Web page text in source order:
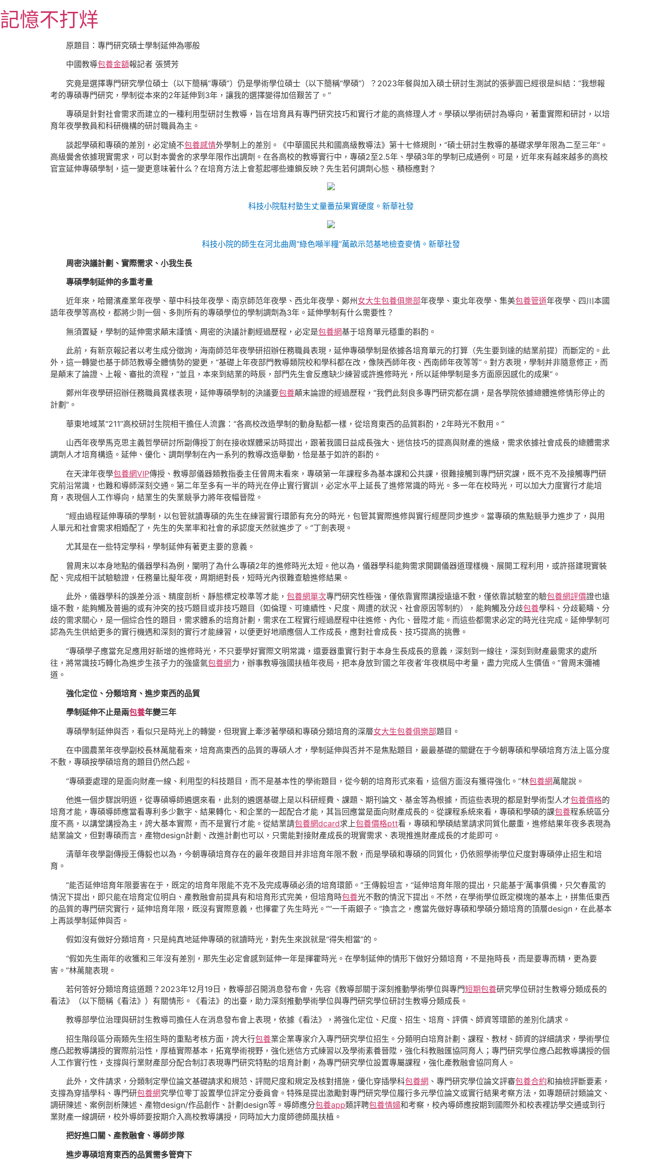
至
主
記憶不打烊
原題目：專門研究碩士學制延伸為哪般
中國教導包養金額報記者 張赟芳
究竟是選擇專門研究學位碩士（以下簡稱“專碩”）仍是學術學位碩士（以下簡稱“學碩”）？2023年餐與加入碩士研討生測試的張夢圓已經很是糾結：“我想報
考的專碩專門研究，學制從本來的2年延伸到3年，讓我的選擇變得加倍艱苦了。”
專碩是針對社會需求而建立的一種利用型研討生教導，旨在培育具有專門研究技巧和實行才能的高條理人才。學碩以學術研討為導向，著重實際和研討，以培
育年夜學教員和科研機構的研討職員為主。
談起學碩和專碩的差別，必定繞不包養感情外學制上的差別。《中華國民共和國高級教導法》第十七條規則，“碩士研討生教導的基礎求學年限為二至三年”。
高級黌舍依據現實需求，可以對本黌舍的求學年限作出調劑。在各高校的教導實行中，專碩2至2.5年、學碩3年的學制已成通例。可是，近年來有越來越多的高校
官宣延伸專碩學制，這一變更意味著什么？在培育方法上會惹起哪些連鎖反映？先生若何調劑心態、積極應對？
科技小院駐村塾生丈量番茄果實硬度。新華社發
科技小院的師生在河北曲周“綠色噸半糧”萬畝示范基地檢查麥情。新華社發
周密決議計劃、實際需求、小我生長
專碩學制延伸的多重考量
近年來，哈爾濱產業年夜學、華中科技年夜學、南京師范年夜學、西北年夜學、鄭州 女大生包養俱樂部年夜學、東北年夜學、集美包養管道年夜學、四川本國
語年夜學等高校，都將少則一個、多則所有的專碩學位的學制調劑為3年。延伸學制有什么需要性？
無須置疑，學制的延伸需求顛末謹慎、周密的決議計劃經過歷程，必定是包養網基于培育單元穩重的斟酌。
此前，有新京報記者以考生成分徵詢，海南師范年夜學研招辦任務職員表現，延伸專碩學制是依據各培育單元的打算（先生要到達的結業前提）而斷定的。此
外，這一轉變也基于師范教導全體情勢的變更，“基礎上年夜部門教導類院校和學科都在改，像陜西師年夜、西南師年夜等等”。對方表現，學制并非隨意修正，而
是顛末了論證、上報、審批的流程，“並且，本來到結業的時辰，部門先生會反應缺少練習或許進修時光，所以延伸學制是多方面原因感化的成果”。
鄭州年夜學研招辦任務職員異樣表現，延伸專碩學制的決議要包養顛末論證的經過歷程，“我們此刻良多專門研究都在調，是各學院依據總體進修情形停止的
計劃”。
華東地域某“211”高校研討生院相干擔任人流露：“各高校改造學制的動身點都一樣，從培育東西的品質斟酌，2年時光不敷用。”
山西年夜學馬克思主義哲學研討所副傳授丁劍在接收媒體采訪時提出，跟著我國日益成長強大、迷信技巧的提高與財產的進級，需求依據社會成長的總體需求
調劑人才培育構造。延伸、優化、調劑學制在內一系列的教導改造舉動，恰是基于如許的斟酌。
在天津年夜學包養網VIP傳授、教導部儀器類教指委主任曾周末看來，專碩第一年課程多為基本課和公共課，很難接觸到專門研究課，既不克不及接觸專門研
究前沿常識，也難和導師深刻交通。第二年至多有一半的時光在停止實行實訓，必定水平上延長了進修常識的時光。多一年在校時光，可以加大力度實行才能培
育，表現個人工作導向，結業生的失業競爭力將年夜幅晉陞。
“經由過程延伸專碩的學制，以包管就讀專碩的先生在練習實行環節有充分的時光，包管其實際進修與實行經歷同步進步。當專碩的焦點競爭力進步了，與用
人單元和社會需求相婚配了，先生的失業率和社會的承認度天然就進步了。”丁劍表現。
尤其是在一些特定學科，學制延伸有著更主要的意義。
曾周末以本身地點的儀器學科為例，闡明了為什么專碩2年的進修時光太短。他以為，儀器學科能夠需求開闢儀器道理樣機、展開工程利用，或許搭建現實裝
配、完成相干試驗驗證，任務量比擬年夜，周期絕對長，短時光內很難查驗進修結果。
此外，儀器學科的誤差分派、精度剖析、靜態標定校準等才能， 包養網單次專門研究性極強，僅依靠實際講授遠遠不敷，僅依靠試驗室的驗包養網評價證也遠
遠不敷，能夠觸及普遍的或有沖突的技巧題目或非技巧題目（如倫理、可連續性、尺度、周遭的狀況、社會原因等制約），能夠觸及分歧包養學科、分歧範疇、分
歧的需求關心，是一個綜合性的題目，需求體系的培育計劃，需求在工程實行經過歷程中往進修、內化、晉陞才能。而這些都需求必定的時光往完成。延伸學制可
認為先生供給更多的實行機遇和深刻的實行才能練習，以便更好地順應個人工作成長，應對社會成長、技巧提高的挑釁。
“專碩學子應當充足應用好新增的進修時光，不只要學好實際文明常識，還要器重實行對于本身生長成長的意義，深刻到一線往，深刻到財產最需求的處所
往，將常識技巧轉化為進步生孩子力的強盛氣包養網力，辦事教導強國扶植年夜局，把本身放到‘國之年夜者’年夜棋局中考量，盡力完成人生價值。”曾周末彌補
道。
強化定位、分類培育、進步東西的品質
學制延伸不止是兩包養年變三年
專碩學制延伸與否，看似只是時光上的轉變，但現實上牽涉著學碩和專碩分類培育的深層女大生包養俱樂部題目。
在中國農業年夜學副校長林萬龍看來，培育高東西的品質的專碩人才，學制延伸與否并不是焦點題目，最最基礎的關鍵在于今朝專碩和學碩培育方法上區分度
不敷，專碩按學碩培育的題目仍然凸起。
“專碩要處理的是面向財產一線、利用型的科技題目，而不是基本性的學術題目，從今朝的培育形式來看，這個方面沒有獲得強化。”林包養網萬龍說。
他進一個步驟說明道，從專碩導師遴選來看，此刻的遴選基礎上是以科研經費、課題、期刊論文、基金等為根據，而這些表現的都是對學術型人才包養價格的
培育才能，專碩導師應當看專利多少數字、結果轉化、和企業的一起配合才能，其旨回應當是面向財產成長的。從課程系統來看，專碩和學碩的課包養程系統區分
度不高，以講堂講授為主，誇大基本實際，而不是實行才能。從結業請包養網dcard求上包養價格ptt看，專碩和學碩結業請求同質化嚴重，進修結果年夜多表現為
結業論文，但對專碩而言，產物design計劃、改進計劃也可以，只需能對接財產成長的現實需求、表現推進財產成長的才能即可。
清華年夜學副傳授王傳毅也以為，今朝專碩培育存在的最年夜題目并非培育年限不敷，而是學碩和專碩的同質化，仍依照學術學位尺度對專碩停止招生和培
育。
“能否延伸培育年限要害在于，既定的培育年限能不克不及完成專碩必須的培育環節。”王傳毅坦言，“延伸培育年限的提出，只能基于‘萬事俱備，只欠春風’的
情況下提出，即只能在培育定位明白、產教融會前提具有和培育形式完美，但培育時包養光不敷的情況下提出。不然，在學術學位既定模塊的基本上，拼集低東西
的品質的專門研究實行，延伸培育年限，既沒有實際意義，也揮霍了先生時光。”“一千兩銀子。”換言之，應當先做好專碩和學碩分類培育的頂層design，在此基本
上再談學制延伸與否。
假如沒有做好分類培育，只是純真地延伸專碩的就讀時光，對先生來說就是“得失相當”的。
“假如先生兩年的收獲和三年沒有差別，那先生必定會感到延伸一年是揮霍時光。在學制延伸的情形下做好分類培育，不是拖時長，而是要專而精，更為要
害。”林萬龍表現。
若何答好分類培育這道題？2023年12月19日，教導部召開消息發布會，先容《教導部關于深刻推動學術學位與專門短期包養研究學位研討生教導分類成長的
看法》（以下簡稱《看法》）有關情形。《看法》的出臺，助力深刻推動學術學位與專門研究學位研討生教導分類成長。
教導部學位治理與研討生教導司擔任人在消息發布會上表現，依據《看法》，將強化定位、尺度、招生、培育、評價、師資等環節的差別化請求。
招生階段區分兩類先生招生時的重點考核方面，誇大行包養業企業專家介入專門研究學位招生。分類明白培育計劃、課程、教材、師資的詳細請求，學術學位
應凸起教導講授的實際前沿性，厚植實際基本，拓寬學術視野，強化迷信方式練習以及學術素養晉陞，強化科教融匯協同育人；專門研究學位應凸起教導講授的個
人工作實行性，支撐與行業財產部分配合制訂表現專門研究特點的培育計劃，為專門研究學位設置專屬課程，強化產教融會協同育人。
此外，文件請求，分類制定學位論文基礎請求和規范、評閱尺度和規定及核對措施，優化穿插學科包養網 、專門研究學位論文評審包養合約和抽檢評斷要素，
支撐為穿插學科、專門研包養網究學位零丁設置學位評定分委員會。特殊是提出激勵對專門研究學位履行多元學位論文或實行結果考察方法，如專題研討類論文、
調研陳述、案例剖析陳述、產物design/作品創作、計劃design等。導師應分包養app類評聘包養情婦和考察，校內導師應按期到國際外和校表裡訪學交通或到行
業財產一線調研，校外導師要按期介入高校教導講授，同時加大力度師德師風扶植。
把好進口關、產教融會、導師步隊
進步專碩培育東西的品質需多管齊下